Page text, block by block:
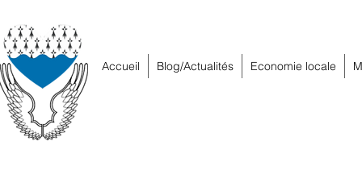
Accueil Blog/Actualités Economie locale